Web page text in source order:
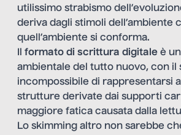
utilissimo strabismo
deriva dagli stimoli dell’ambiente
quell’ambiente si conforma.
Il formato di scrittura digitale è
ambientale del tutto nuovo, con il
incompossibile di rappresentarsi
strutture derivate dai supporti
maggiore fatica causata dalla
Lo skimming altro non sarebbe